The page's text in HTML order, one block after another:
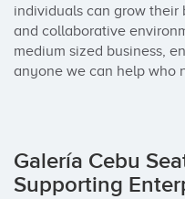
individuals can grow their
and collaborative
medium sized business,
anyone we can help who
Galería Cebu
Supporting